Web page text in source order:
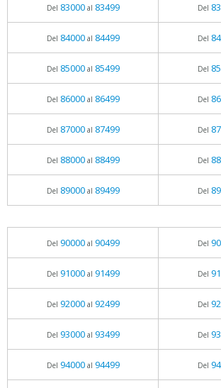
Del 83000al 83499 Del
Del 84000al 84499 Del
Del 85000al 85499 Del
Del 86000al 86499 Del
Del 87000al 87499 Del
Del 88000al 88499 Del
Del 89000al 89499 Del
Del 90000al 90499 Del
Del 91000al 91499 Del
Del 92000al 92499 Del
Del 93000al 93499 Del
Del 94000al 94499 Del